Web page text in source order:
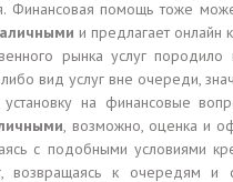
Финансовая помощь тоже
и предлагает онлайн
рынка услуг
вид услуг вне очереди,
на финансовые
, возможно, оценка и
с подобными условиями
возвращаясь к очередям и